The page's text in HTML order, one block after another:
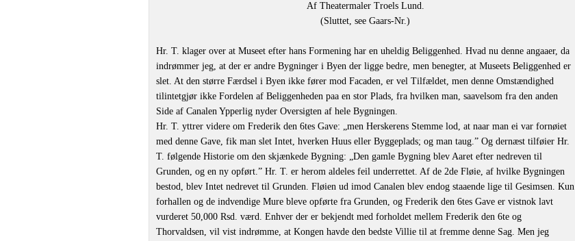
Af Theatermaler Troels Lund.
(Sluttet, see Gaars-Nr.)
Hr. T. klager over at Museet efter hans Formening har en uheldig Beliggenhed. Hvad nu denne angaaer, da
indrømmer jeg, at der er andre Bygninger i Byen der ligge bedre, men benegter, at Museets Beliggenhed er
slet. At den større Færdsel i Byen ikke fører mod Facaden, er vel Tilfældet, men denne Omstændighed
tilintetgjør ikke Fordelen af Beliggenheden paa en stor Plads, fra hvilken man, saavelsom fra den anden
Side af Canalen Ypperlig nyder Oversigten af hele Bygningen.
Hr. T. yttrer videre om Frederik den 6tes Gave: „men Herskerens Stemme lod, at naar man ei var fornøiet
med denne Gave, fik man slet Intet, hverken Huus eller Byggeplads; og man taug.” Og dernæst tilføier Hr.
T. følgende Historie om den skjænkede Bygning: „Den gamle Bygning blev Aaret efter nedreven til
Grunden, og en ny opført.” Hr. T. er herom aldeles feil underrettet. Af de 2de Fløie, af hvilke Bygningen
bestod, blev Intet nedrevet til Grunden. Fløien ud imod Canalen blev endog staaende lige til Gesimsen. Kun
forhallen og de indvendige Mure bleve opførte fra Grunden, og Frederik den 6tes Gave er vistnok lavt
vurderet 50,000 Rsd. værd. Enhver der er bekjendt med forholdet mellem Frederik den 6te og
Thorvaldsen, vil vist indrømme, at Kongen havde den bedste Villie til at fremme denne Sag. Men jeg